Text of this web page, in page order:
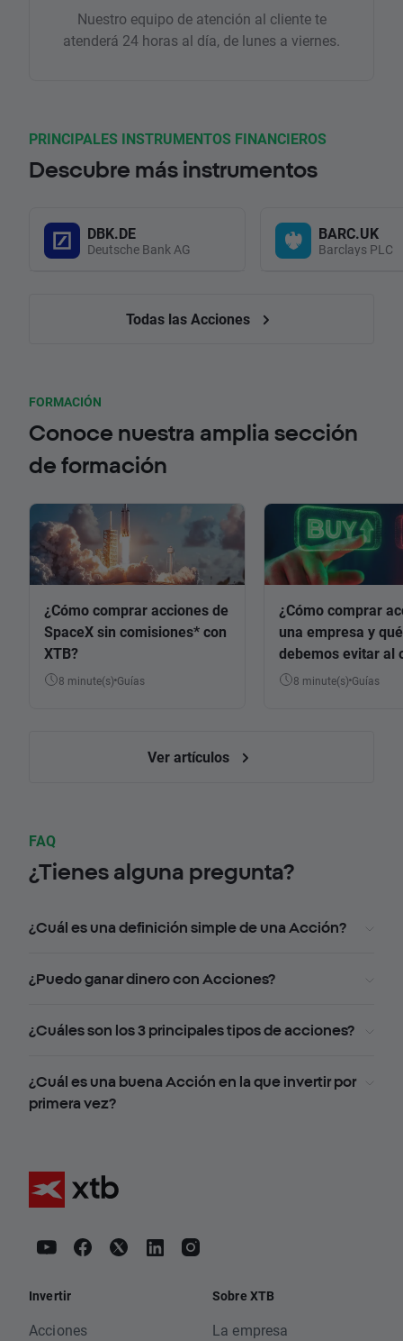
Nuestro equipo de atención al cliente te
atenderá 24 horas al día, de lunes a viernes.
PRINCIPALES INSTRUMENTOS FINANCIEROS
Descubre más instrumentos
DBK.DE
Deutsche Bank AG
BARC.UK
Barclays PLC
Todas las Acciones
FORMACIÓN
Conoce nuestra amplia sección
de formación
¿Cómo comprar acciones de
SpaceX sin comisiones* con
XTB?
8 minute(s) Guías
¿Cómo comprar
una empresa y
debemos evitar al
8 minute(s) Guías
Ver artículos
FAQ
¿Tienes alguna pregunta?
¿Cuál es una definición simple de una Acción?
¿Puedo ganar dinero con Acciones?
¿Cuáles son los 3 principales tipos de acciones?
¿Cuál es una buena Acción en la que invertir por
primera vez?
Invertir
Acciones
Sobre XTB
La empresa